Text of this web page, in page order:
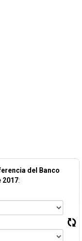
del Banco
2017: